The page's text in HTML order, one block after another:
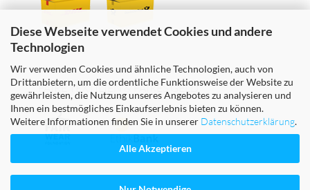
Diese Webseite verwendet Cookies und andere
Technologien
Wir verwenden Cookies und ähnliche Technologien, auch von
Drittanbietern, um die ordentliche Funktionsweise der Website zu
gewährleisten, die Nutzung unseres Angebotes zu analysieren und
Ihnen ein bestmögliches Einkaufserlebnis bieten zu können.
Weitere Informationen finden Sie in unserer Datenschutzerklärung.
Alle Akzeptieren
FAIRE TEXTILIEN & FAIRES GELD